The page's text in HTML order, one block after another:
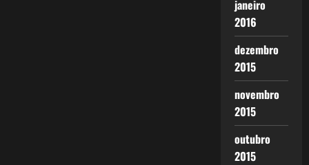
janeiro
2016
dezembro
2015
novembro
2015
outubro
2015